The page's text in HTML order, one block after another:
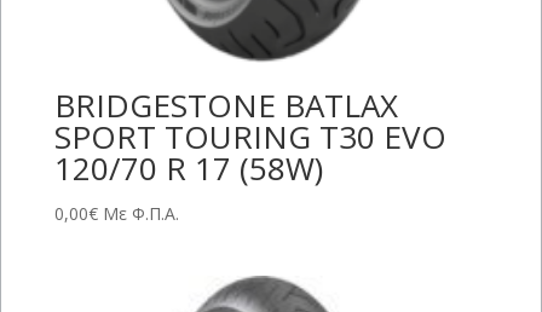
BRIDGESTONE BATLAX
SPORT TOURING T30 EVO
120/70 R 17 (58W)
0,00€ Με Φ.Π.Α.